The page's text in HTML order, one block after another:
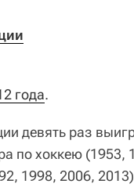
года.
девять раз
по хоккею (1953,
1998, 2006,